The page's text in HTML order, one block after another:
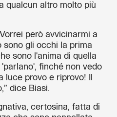
qualcun altro molto più
però avvicinarmi a
sono gli occhi la prima
sono l'anima di quella
finché non vedo
provo e riprovo! Il
dice Biasi.
certosina, fatta di